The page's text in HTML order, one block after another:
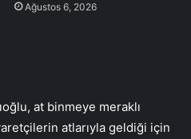
Ağustos 6, 2026
at binmeye meraklı
atlarıyla geldiği için